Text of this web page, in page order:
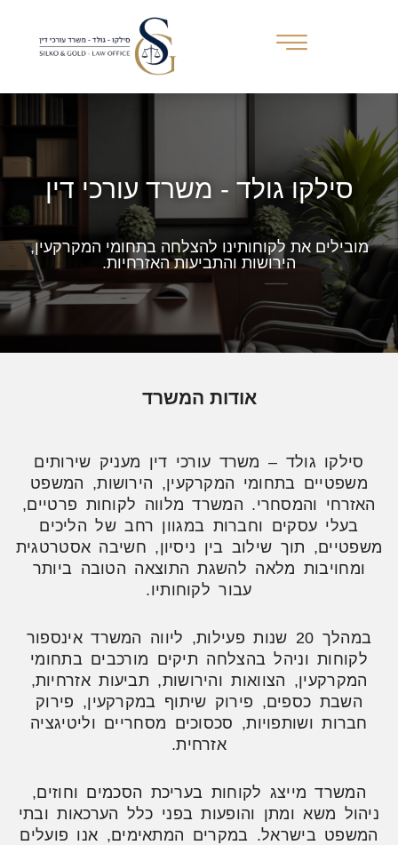
סילקו גולד - משרד עורכי דין
מובילים את לקוחותינו להצלחה בתחומי המקרקעין,
הירושות והתביעות האזרחיות.
אודות המשרד
סילקו גולד – משרד עורכי דין מעניק שירותים
משפטיים בתחומי המקרקעין, הירושות, המשפט
האזרחי והמסחרי. המשרד מלווה לקוחות פרטיים,
בעלי עסקים וחברות במגוון רחב של הליכים
משפטיים, תוך שילוב בין ניסיון, חשיבה אסטרטגית
ומחויבות מלאה להשגת התוצאה הטובה ביותר
עבור לקוחותיו.
במהלך 20 שנות פעילות, ליווה המשרד אינספור
לקוחות וניהל בהצלחה תיקים מורכבים בתחומי
המקרקעין, הצוואות והירושות, תביעות אזרחיות,
השבת כספים, פירוק שיתוף במקרקעין, פירוק
חברות ושותפויות, סכסוכים מסחריים וליטיגציה
אזרחית.
המשרד מייצג לקוחות בעריכת הסכמים וחוזים,
ניהול משא ומתן והופעות בפני כלל הערכאות ובתי
המשפט בישראל. במקרים המתאימים, אנו פועלים